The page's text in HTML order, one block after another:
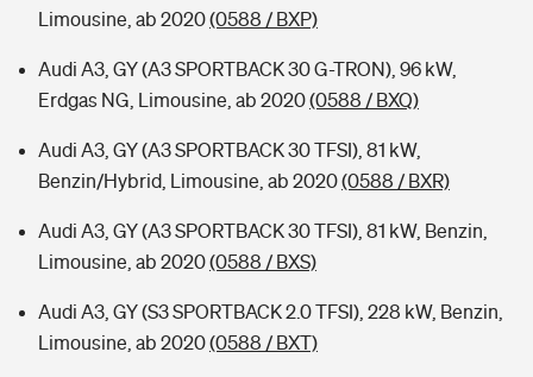
Limousine, ab 2020(0588 / BXP)
Audi A3, GY (A3 SPORTBACK 30 G-TRON), 96 kW,
Erdgas NG, Limousine, ab 2020(0588 / BXQ)
Audi A3, GY (A3 SPORTBACK 30 TFSI), 81 kW,
Benzin/Hybrid, Limousine, ab 2020(0588 / BXR)
Audi A3, GY (A3 SPORTBACK 30 TFSI), 81 kW, Benzin,
Limousine, ab 2020(0588 / BXS)
Audi A3, GY (S3 SPORTBACK 2.0 TFSI), 228 kW, Benzin,
Limousine, ab 2020(0588 / BXT)